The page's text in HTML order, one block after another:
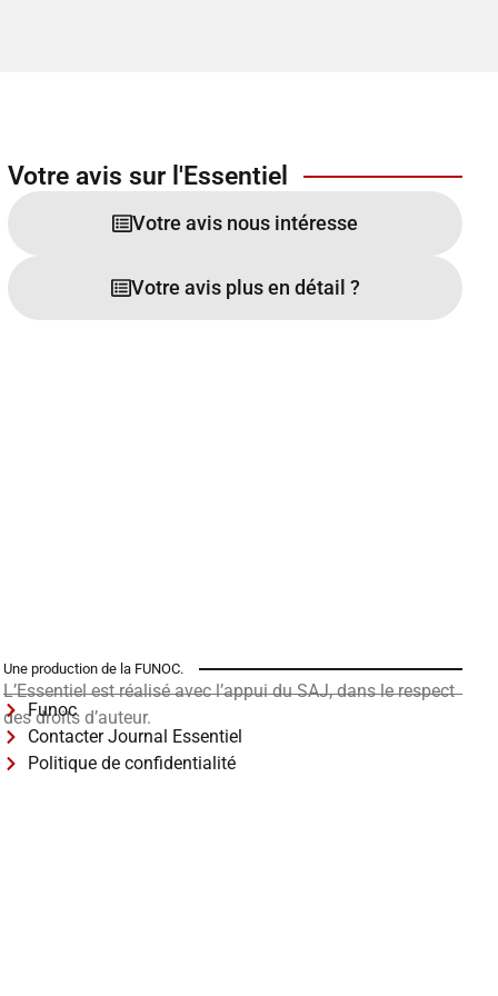
Votre avis sur l'Essentiel
Votre avis nous intéresse
Votre avis plus en détail ?
Une production de la FUNOC.
L’Essentiel est réalisé avec l’appui du SAJ, dans le respect
des droits d’auteur.
Funoc
Contacter Journal Essentiel
Politique de confidentialité